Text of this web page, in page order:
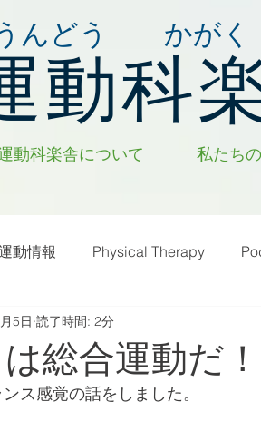
んどう かがく
動科
動科楽舎について 私たち
動情報 Physical Therapy
雑感その他
カラダフリー 身体運動
総合運動だ！
5日 読了時間: 2分
ス感覚の話をしました。